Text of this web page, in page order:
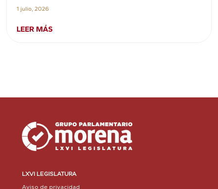
1 julio, 2026
LEER MÁS
LXVI LEGISLATURA
Aviso de privacidad